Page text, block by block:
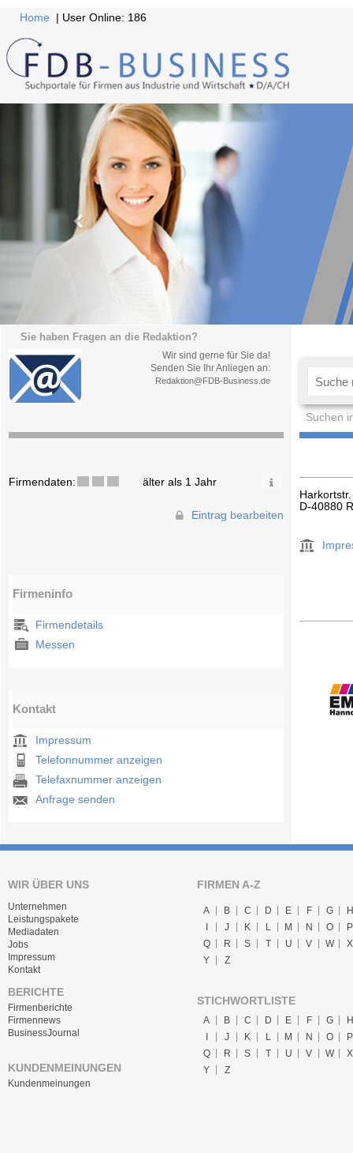
Home | User Online: 186
Sie haben Fragen an die Redaktion?
Wir sind gerne für Sie da!
Senden Sie Ihr Anliegen an:
Redaktion@FDB-Business.de
Suchen
Firmendaten: älter als 1 Jahr
Eintrag bearbeiten
Firmeninfo
Firmendetails
Messen
Kontakt
Impressum
Telefonnummer anzeigen
Telefaxnummer anzeigen
Anfrage senden
D-40880
WIR ÜBER UNS
Unternehmen
Leistungspakete
Mediadaten
Jobs
Impressum
Kontakt
BERICHTE
Firmenberichte
Firmennews
BusinessJournal
KUNDENMEINUNGEN
Kundenmeinungen
FIRMEN A-Z
A B C D E F G
H
J K L M N O
P
Q
R S T U V W
X
Y
Z
STICHWORTLISTE
A B C D E F G
H
I
J K L M N O
P
Q
R S T U V W
X
Y
Z